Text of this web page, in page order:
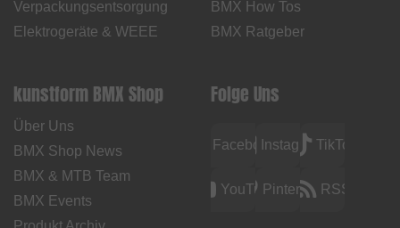
Verpackungsentsorgung
Elektrogeräte & WEEE
BMX How Tos
BMX Ratgeber
kunstform BMX Shop
Über Uns
BMX Shop News
BMX & MTB Team
BMX Events
Folge Uns
FacebookInstagramTikTok
YouTubePinterest RSS